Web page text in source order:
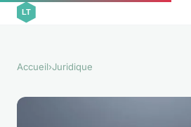
Accueil›Juridique